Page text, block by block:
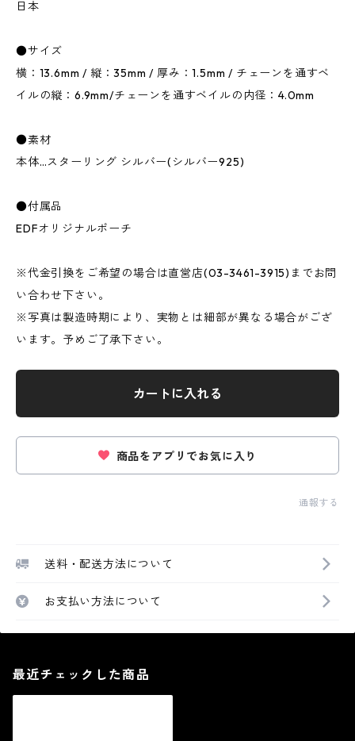
日本
●サイズ
横：13.6mm / 縦：35mm / 厚み：1.5mm / チェーンを通すベ
イルの縦：6.9mm/チェーンを通すベイルの内径：4.0mm
●素材
本体…スターリング シルバー(シルバー925)
●付属品
EDFオリジナルポーチ
※代金引換をご希望の場合は直営店(03-3461-3915)までお問
い合わせ下さい。
※写真は製造時期により、実物とは細部が異なる場合がござ
います。予めご了承下さい。
カートに入れる
商品をアプリでお気に入り
通報する
送料・配送方法について
お支払い方法について
最近チェックした商品